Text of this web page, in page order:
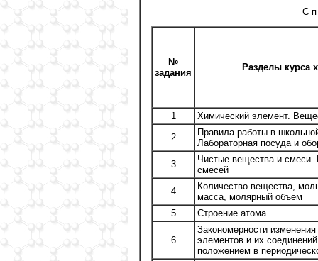
С п
№
задания
Разделы курса
1
Химический элемент.
2
Правила работы в
Лабораторная посуда и
3
Чистые вещества и смеси.
смесей
4
Количество вещества,
масса, молярный объем
5
Строение атома
6
Закономерности изменения
элементов и их
положением в